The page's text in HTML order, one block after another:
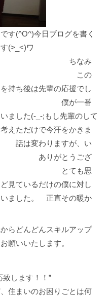
す(^O^)今日ブログを書く
(>_<)ワ
み
す。 この
持ち後は先輩の応援でし
が一番
ました(-_-;もし先輩のして
えただけで今汗をかきま
りますが、い
ありがとうござ
とても思
見ているだけの僕に対し
いました。 正直その暖か
らどんどんスキルアップ
願いいたします。
致します！！”
住まいのお困りごとは何